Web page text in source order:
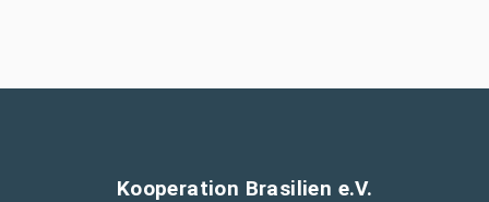
Kooperation Brasilien e.V.